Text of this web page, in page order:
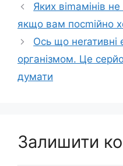
Яких віmамінів
якщо вам посmійно
Ось що неrативні
оpганізмом. Це
думати
Залишити